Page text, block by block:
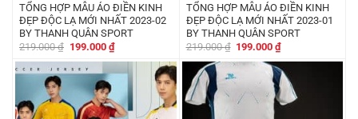
TỔNG HỢP MẪU ÁO ĐIỀN KINH
ĐẸP ĐỘC LẠ MỚI NHẤT 2023-02
BY THANH QUÂN SPORT
219.000₫ Giá
là:
219.000 ₫.
199.000 ₫Giá
hiện
tại
là:
199.000 ₫.
TỔNG HỢP MẪU ÁO ĐIỀN KINH
ĐẸP ĐỘC LẠ MỚI NHẤT 2023-01
BY THANH QUÂN SPORT
219.000₫ Giá
là:
219.000 ₫.
199.000₫Giá
tại
là:
199.000 ₫.